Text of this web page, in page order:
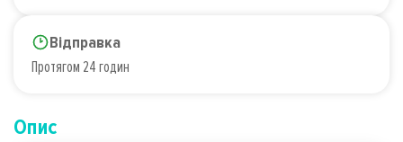
Відправка
Протягом 24 годин
Опис